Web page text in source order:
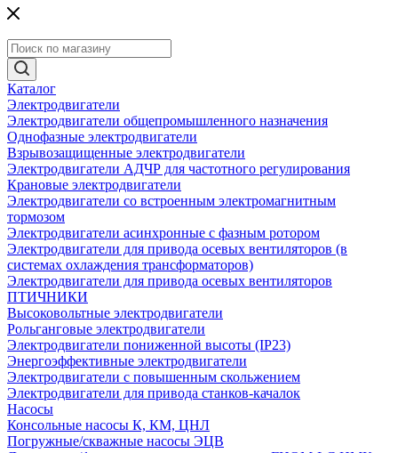
Каталог
Электродвигатели
Электродвигатели общепромышленного назначения
Однофазные электродвигатели
Взрывозащищенные электродвигатели
Электродвигатели АДЧР для частотного регулирования
Крановые электродвигатели
Электродвигатели со встроенным электромагнитным
тормозом
Электродвигатели асинхронные с фазным ротором
Электродвигатели для привода осевых вентиляторов (в
системах охлаждения трансформаторов)
Электродвигатели для привода осевых вентиляторов
ПТИЧНИКИ
Высоковольтные электродвигатели
Рольганговые электродвигатели
Электродвигатели пониженной высоты (IP23)
Энергоэффективные электродвигатели
Электродвигатели с повышенным скольжением
Электродвигатели для привода станков-качалок
Насосы
Консольные насосы К, КМ, ЦНЛ
Погружные/скважные насосы ЭЦВ